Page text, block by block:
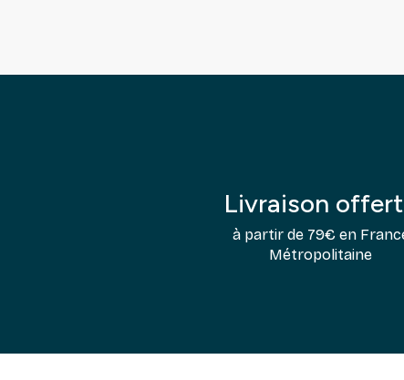
Livraison
à partir de 79€ en
Métropolitaine